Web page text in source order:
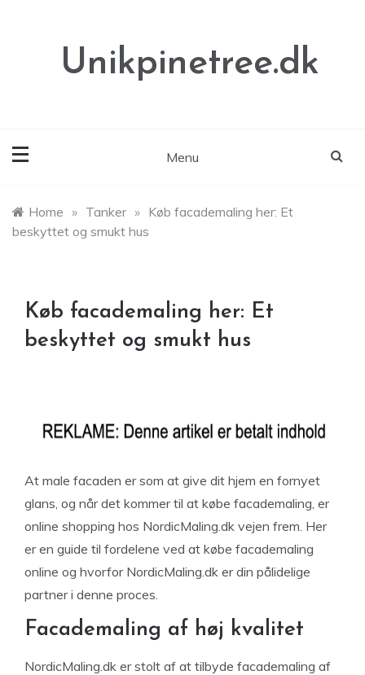
Unikpinetree.dk
Menu
Home » Tanker » Køb facademaling her: Et
beskyttet og smukt hus
Køb facademaling her: Et
beskyttet og smukt hus
At male facaden er som at give dit hjem en fornyet
glans, og når det kommer til at købe facademaling, er
online shopping hos NordicMaling.dk vejen frem. Her
er en guide til fordelene ved at købe facademaling
online og hvorfor NordicMaling.dk er din pålidelige
partner i denne proces.
Facademaling af høj kvalitet
NordicMaling.dk er stolt af at tilbyde facademaling af